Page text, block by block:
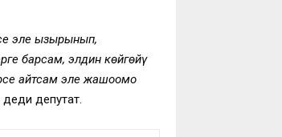
эле ызырынып,
барсам, элдин көйгөйү
айтсам эле жашоомо
депутат.